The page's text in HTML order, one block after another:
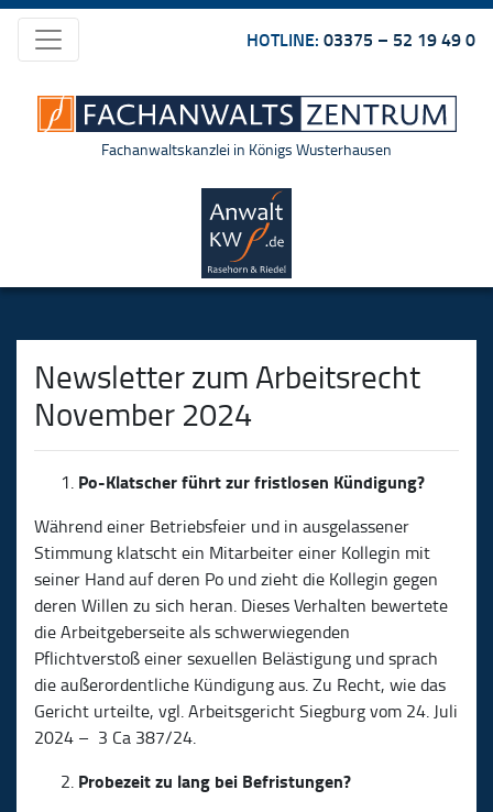
HOTLINE: 03375 – 52 19 49 0
Fachanwaltskanzlei in Königs Wusterhausen
Newsletter zum Arbeitsrecht
November 2024
Po-Klatscher führt zur fristlosen Kündigung?
Während einer Betriebsfeier und in ausgelassener
Stimmung klatscht ein Mitarbeiter einer Kollegin mit
seiner Hand auf deren Po und zieht die Kollegin gegen
deren Willen zu sich heran. Dieses Verhalten bewertete
die Arbeitgeberseite als schwerwiegenden
Pflichtverstoß einer sexuellen Belästigung und sprach
die außerordentliche Kündigung aus. Zu Recht, wie das
Gericht urteilte, vgl. Arbeitsgericht Siegburg vom 24. Juli
2024 – 3 Ca 387/24.
Probezeit zu lang bei Befristungen?